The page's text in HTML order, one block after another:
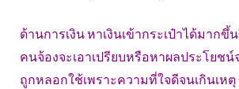
ด้านการเงิน หาเงินเข้ากระเป๋าได้มากขึ้
คนจ้องจะเอาเปรียบหรือหาผลประโยช
ถูกหลอกใช้เพราะความที่ใจดีจนเกินเห